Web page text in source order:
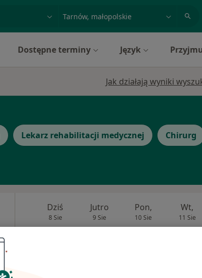
miasto lub dzielnica
Dostępne terminy Język
Jak działają wyniki
Lekarz rehabilitacji medycznej Chirurg
Dziś
8 Sie
Jutro
9 Sie
Pon,
10 Sie
Wt,
11 Sie